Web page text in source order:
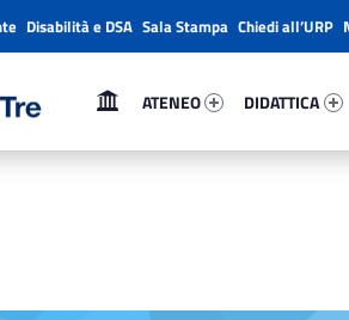
Primary Menu
ATENEO
DIDATTICA
Disabilità e DSA Sala Stampa Chiedi all’URP